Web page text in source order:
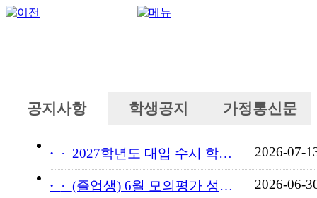
공지사항 학생공지 가정통신문
· 2027학년도 대입 수시 학교... 2026-07-
· (졸업생) 6월 모의평가 성적... 2026-06-